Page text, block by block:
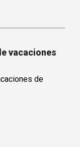
vacaciones